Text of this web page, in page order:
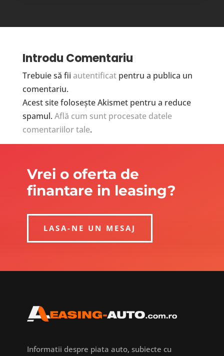
Introdu Comentariu
Trebuie să fii autentificatpentru a publica un
comentariu.
Acest site folosește Akismet pentru a reduce
spamul. Află cum sunt procesate datele
comentariilor tale.
Vrei o oferta de
finantare in leasing?
LASA-NE UN MESAJ
Informatii despre piata auto, subiecte cu